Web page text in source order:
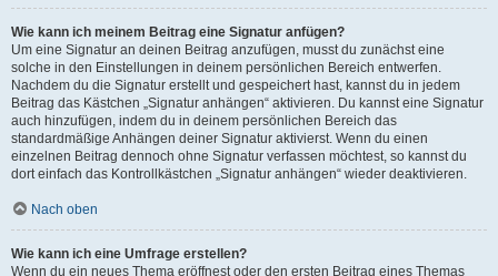
Wie kann ich meinem Beitrag eine Signatur anfügen?
Um eine Signatur an deinen Beitrag anzufügen, musst du zunächst eine
solche in den Einstellungen in deinem persönlichen Bereich entwerfen.
Nachdem du die Signatur erstellt und gespeichert hast, kannst du in jedem
Beitrag das Kästchen „Signatur anhängen“ aktivieren. Du kannst eine Signatur
auch hinzufügen, indem du in deinem persönlichen Bereich das
standardmäßige Anhängen deiner Signatur aktivierst. Wenn du einen
einzelnen Beitrag dennoch ohne Signatur verfassen möchtest, so kannst du
dort einfach das Kontrollkästchen „Signatur anhängen“ wieder deaktivieren.
Nach oben
Wie kann ich eine Umfrage erstellen?
Wenn du ein neues Thema eröffnest oder den ersten Beitrag eines Themas